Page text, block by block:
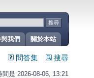
關於本站
我們
問答集 搜尋
間是 2026-08-06, 13:21